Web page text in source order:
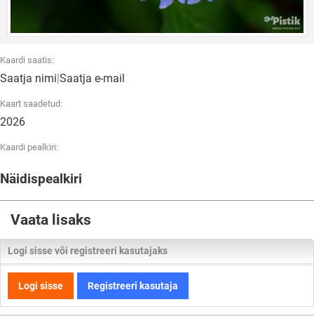
Kaardi saatis:
Saatja nimi|Saatja e-mail
Kaart saadetud:
2026
Kaardi pealkiri:
Näidispealkiri
Vaata lisaks
Logi sisse või registreeri kasutajaks
Logi sisse Registreeri kasutaja